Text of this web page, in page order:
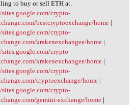
to buy or sell ETH at.
crypto-
bestcryptoexchange/home|
crypto-
krakenexchangee/home|
crypto-
krakenexchangee/home|
crypto-
cryptoexchange/home|
crypto-
gemini-exchange/home|